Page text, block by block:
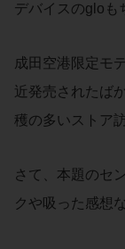
デバイスのgloも
成田空港限定モ
近発売されたば
穫の多いストア
さて、本題のセ
クや吸った感想